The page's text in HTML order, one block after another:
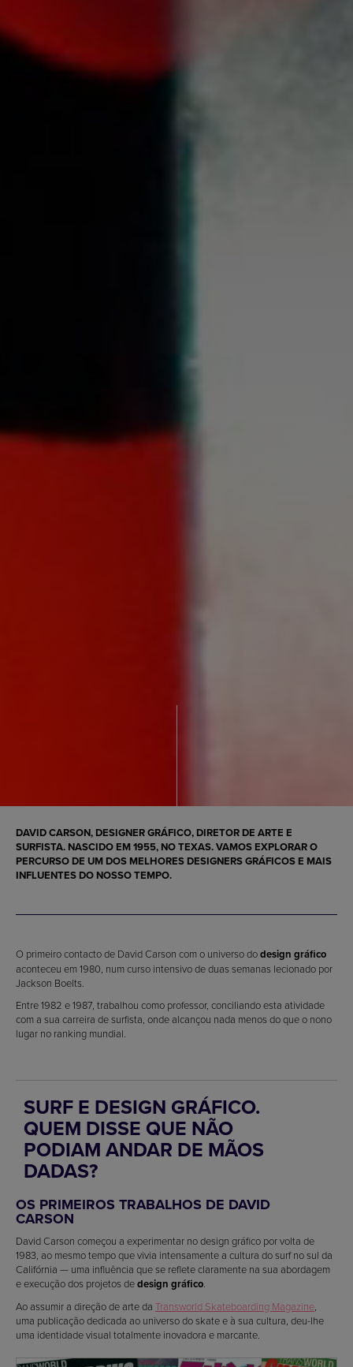
DAVID CARSON, DESIGNER GRÁFICO, DIRETOR DE ARTE E
SURFISTA. NASCIDO EM 1955, NO TEXAS. VAMOS EXPLORAR O
PERCURSO DE UM DOS MELHORES DESIGNERS GRÁFICOS E MAIS
INFLUENTES DO NOSSO TEMPO.
O primeiro contacto de David Carson com o universo dodesign gráfico
aconteceu em 1980, num curso intensivo de duas semanas lecionado por
Jackson Boelts.
Entre 1982 e 1987, trabalhou como professor, conciliando esta atividade
com a sua carreira de surfista, onde alcançou nada menos do que o nono
lugar no ranking mundial.
SURF E DESIGN GRÁFICO.
QUEM DISSE QUE NÃO
PODIAM ANDAR DE MÃOS
DADAS?
OS PRIMEIROS TRABALHOS DE DAVID
CARSON
David Carson começou a experimentar no design gráfico por volta de
1983, ao mesmo tempo que vivia intensamente a cultura do surf no sul da
Califórnia — uma influência que se reflete claramente na sua abordagem
e execução dos projetos dedesign gráfico.
Ao assumir a direção de arte da Transworld Skateboarding Magazine,
uma publicação dedicada ao universo do skate e à sua cultura, deu-lhe
uma identidade visual totalmente inovadora e marcante.